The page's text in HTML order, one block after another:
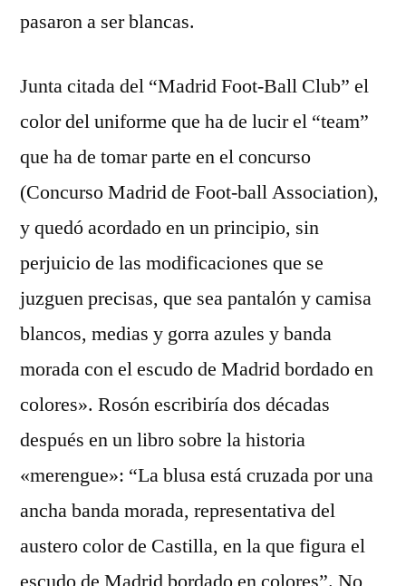
pasaron a ser blancas.
Junta citada del “Madrid Foot-Ball Club” el
color del uniforme que ha de lucir el “team”
que ha de tomar parte en el concurso
(Concurso Madrid de Foot-ball Association),
y quedó acordado en un principio, sin
perjuicio de las modificaciones que se
juzguen precisas, que sea pantalón y camisa
blancos, medias y gorra azules y banda
morada con el escudo de Madrid bordado en
colores». Rosón escribiría dos décadas
después en un libro sobre la historia
«merengue»: “La blusa está cruzada por una
ancha banda morada, representativa del
austero color de Castilla, en la que figura el